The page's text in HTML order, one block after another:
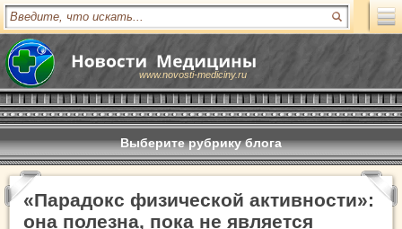
www.novosti-mediciny.ru
Выберите рубрику блога
«Парадокс физической активности»:
она полезна, пока не является